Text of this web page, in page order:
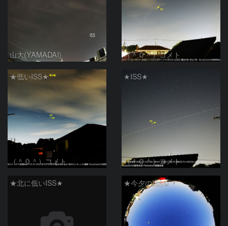
山大(YAMADAI) （＾０＾）コメト
★低いISS★
（＾０＾）コメト
★ISS★
（＾０＾）コメト
★北に低いISS★ ★今夕のISS★